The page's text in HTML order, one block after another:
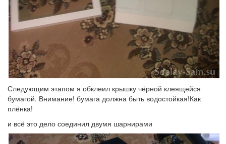
Следующим этапом я обклеил крышку чёрной клеящейся
бумагой. Внимание! бумага должна быть водостойкая!Как
плёнка!
и всё это дело соединил двумя шарнирами